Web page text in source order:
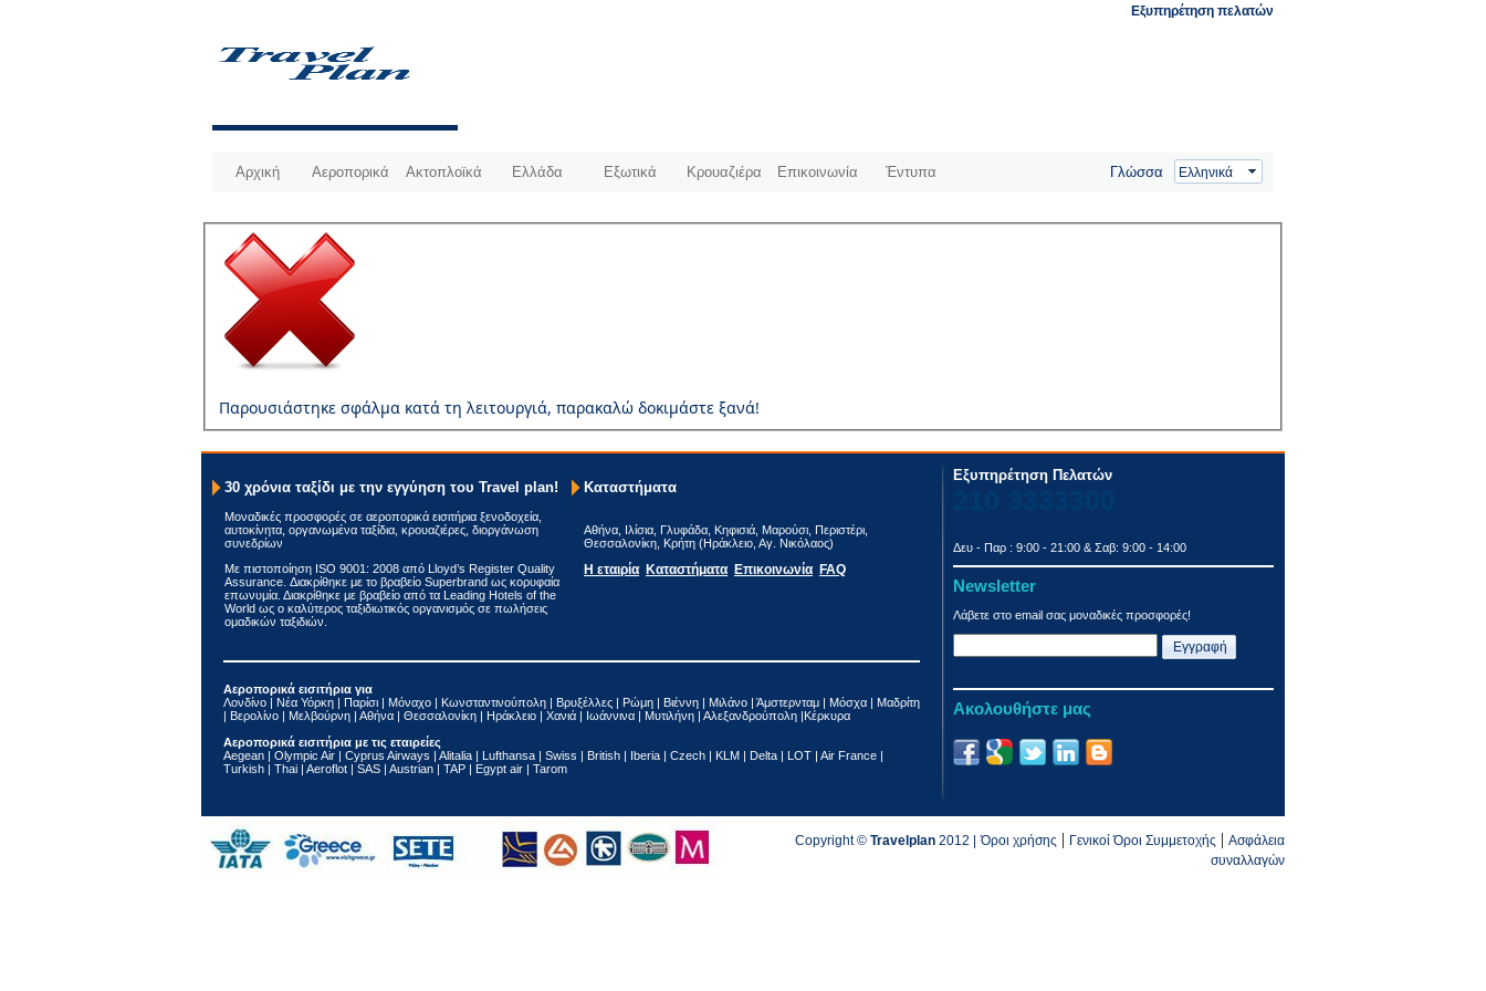
Εξυπηρέτηση πελατών
Αρχική Αεροπορικά Ακτοπλοϊκά Ελλάδα Εξωτικά Κρουαζιέρα Επικοινωνία Έντυπα Γλώσσα
Παρουσιάστηκε σφάλμα κατά τη λειτουργιά, παρακαλώ δοκιμάστε ξανά!
30 χρόνια ταξίδι με την εγγύηση του Travel plan!
Μοναδικές προσφορές σε αεροπορικά εισιτήρια ξενοδοχεία,
αυτοκίνητα, οργανωμένα ταξίδια, κρουαζιέρες, διοργάνωση
συνεδρίων
Με πιστοποίηση ΙSO 9001: 2008 από Lloyd’s Register Quality
Assurance. Διακρίθηκε με το βραβείο Superbrand ως κορυφαία
επωνυμία. Διακρίθηκε με βραβείο από τα Leading Hotels of the
World ως ο καλύτερος ταξιδιωτικός οργανισμός σε πωλήσεις
ομαδικών ταξιδιών.
Καταστήματα
Αθήνα, Ιλίσια, Γλυφάδα, Κηφισιά, Μαρούσι, Περιστέρι,
Θεσσαλονίκη, Κρήτη (Ηράκλειο, Αγ. Νικόλαος)
Η εταιρία Καταστήματα Επικοινωνία FAQ
Αεροπορικά εισιτήρια για
Λονδίνο | Νέα Υόρκη | Παρίσι | Μόναχο | Κωνσταντινούπολη | Βρυξέλλες | Ρώμη | Βιέννη | Μιλάνο | Άμστερνταμ | Μόσχα | Μαδρίτη
| Βερολίνο | Μελβούρνη | Αθήνα | Θεσσαλονίκη | Ηράκλειο | Χανιά | Ιωάννινα | Μυτιλήνη | Αλεξανδρούπολη |Κέρκυρα
Αεροπορικά εισιτήρια με τις εταιρείες
Aegean | Olympic Air | Cyprus Airways | Alitalia | Lufthansa | Swiss | British | Iberia | Czech | KLM | Delta | LOT | Air France |
Turkish | Thai | Aeroflot | SAS | Austrian | TAP | Egypt air | Tarom
Εξυπηρέτηση Πελατών
Δευ - Παρ : 9:00 - 21:00 & Σαβ: 9:00 - 14:00
Newsletter
Λάβετε στο email σας μοναδικές προσφορές!
Ακολουθήστε μας
Copyright © Travelplan 2012 | Όροι χρήσης | Γενικοί Όροι Συμμετοχής | Ασφάλεια
συναλλαγών